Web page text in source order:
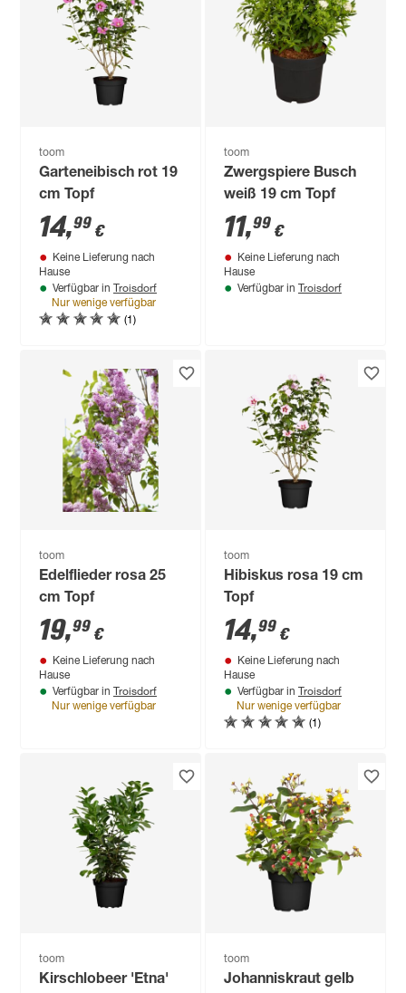
toom
Garteneibisch rot 19
cm Topf
14,99 €
Keine Lieferung nach
Hause
Verfügbar in Troisdorf
Nur wenige verfügbar
(1)
toom
Zwergspiere Busch
weiß 19 cm Topf
11,99 €
Keine Lieferung nach
Hause
Verfügbar in Troisdorf
toom
Edelflieder rosa 25
cm Topf
19,99 €
Keine Lieferung nach
Hause
Verfügbar in Troisdorf
Nur wenige verfügbar
toom
Hibiskus rosa 19 cm
Topf
14,99 €
Keine Lieferung nach
Hause
Verfügbar in Troisdorf
Nur wenige verfügbar
(1)
toom
Kirschlobeer 'Etna'
toom
Johanniskraut gelb